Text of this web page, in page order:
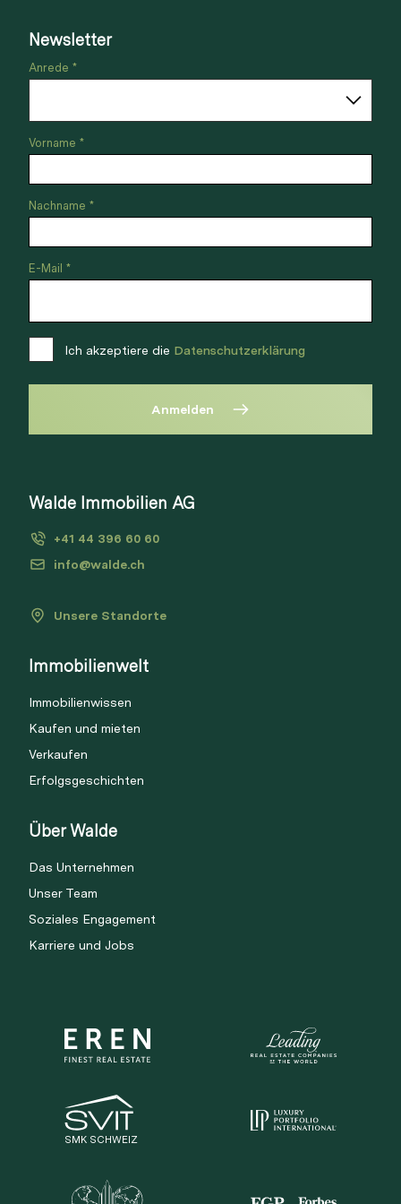
erstellen.
Login
Walde Immobilien AG
+41 44 396 60 60
info@walde.ch
Unsere Standorte
Immobilienwelt
Immobilienwissen
Kaufen und mieten
Verkaufen
Erfolgsgeschichten
Über Walde
Das Unternehmen
Unser Team
Soziales Engagement
Karriere und Jobs
SMK SCHWEIZ
Newsletter
Anrede *
Vorname *
Nachname *
E-Mail *
Ich akzeptiere die Datenschutzerklärung
Anmelden
Via Link
Link kopieren